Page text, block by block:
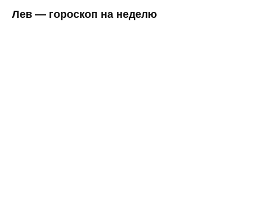
Лев — гороскоп на неделю